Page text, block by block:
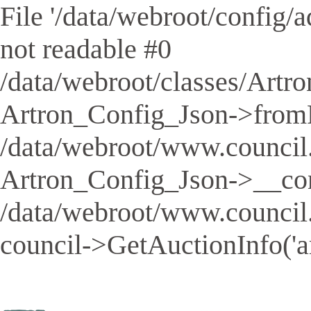
File '/data/webroot/config/
not readable #0
/data/webroot/classes/
Artron_Config_Json-
/data/webroot/
Artron_Config_Json-
/data/webroot/
council-